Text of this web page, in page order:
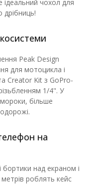
ідеальний чохол для
Peak Design
для мотоцикла і
Creator Kit з GoPro-
1/4". У
більше
на
над екраном і
роблять кейс